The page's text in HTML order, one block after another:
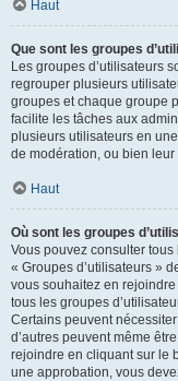
Haut
Que sont les groupes
Les groupes d’utilisateurs
regrouper plusieurs
groupes et chaque groupe
facilite les tâches aux
plusieurs utilisateurs en
de modération, ou bien
Haut
Où sont les groupes
Vous pouvez consulter
« Groupes d’utilisateurs »
vous souhaitez en
tous les groupes
Certains peuvent
d’autres peuvent même
rejoindre en cliquant sur le
une approbation, vous